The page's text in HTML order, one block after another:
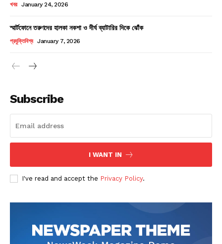
Company
About
Subscription Plans
My account
খবর January 24, 2026
স্মার্টফোনে তরুণদের হালকা নকশা ও দীর্ঘ ব্যাটারির দিকে ঝোঁক
প্রযুক্তিবিশ্ব January 7, 2026
Subscribe
I WANT IN
I've read and accept the Privacy Policy.